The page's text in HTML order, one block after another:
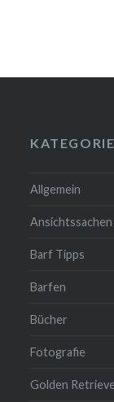
Allgemein
Ansichtssachen
Barf Tipps
Barfen
Bücher
Fotografie
Golden